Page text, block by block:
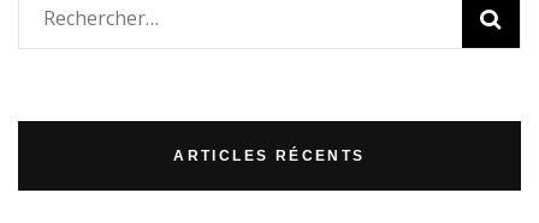
Rechercher :
ARTICLES RÉCENTS